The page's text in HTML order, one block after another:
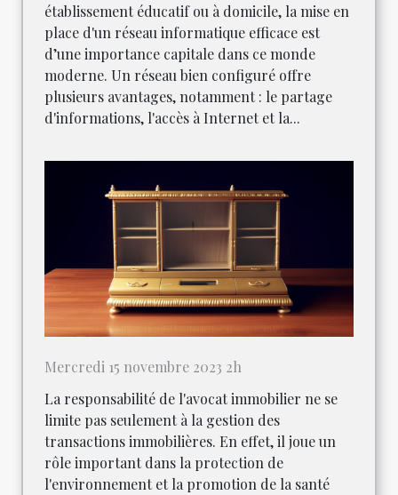
établissement éducatif ou à domicile, la mise en
place d'un réseau informatique efficace est
d’une importance capitale dans ce monde
moderne. Un réseau bien configuré offre
plusieurs avantages, notamment : le partage
d'informations, l'accès à Internet et la...
Mercredi 15 novembre 2023 2h
La responsabilité de l'avocat immobilier ne se
limite pas seulement à la gestion des
transactions immobilières. En effet, il joue un
rôle important dans la protection de
l'environnement et la promotion de la santé